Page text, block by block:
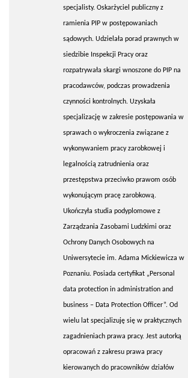
specjalisty. Oskarżyciel publiczny z
ramienia PIP w postępowaniach
sądowych. Udzielała porad prawnych w
siedzibie Inspekcji Pracy oraz
rozpatrywała skargi wnoszone do PIP na
pracodawców, podczas prowadzenia
czynności kontrolnych. Uzyskała
specjalizację w zakresie postępowania w
sprawach o wykroczenia związane z
wykonywaniem pracy zarobkowej i
legalnością zatrudnienia oraz
przestępstwa przeciwko prawom osób
wykonującym pracę zarobkową.
Ukończyła studia podyplomowe z
Zarządzania Zasobami Ludzkimi oraz
Ochrony Danych Osobowych na
Uniwersytecie im. Adama Mickiewicza w
Poznaniu. Posiada certyfikat „Personal
data protection in administration and
business – Data Protection Officer”. Od
wielu lat specjalizuję się w praktycznych
zagadnieniach prawa pracy. Jest autorką
opracowań z zakresu prawa pracy
kierowanych do pracowników działów